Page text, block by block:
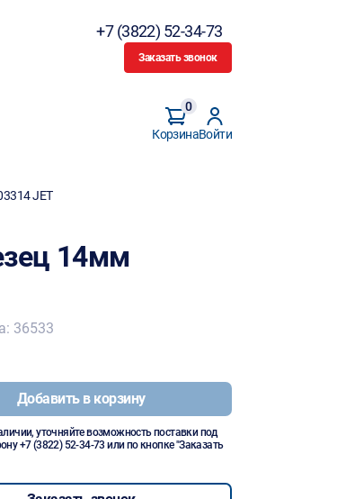
+7 (3822) 52-34-73
Заказать звонок
Корзина
0
Войти
JET
14мм
36533
Добавить в корзину
уточняйте возможность поставки под
+7 (3822) 52-34-73 или по кнопке "Заказать